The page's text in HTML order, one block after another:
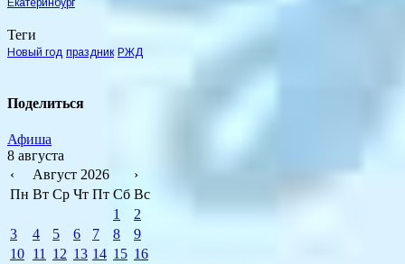
Екатеринбург
Теги
Новый год праздник РЖД
Поделиться
Афиша
8 августа
‹
Август 2026
›
Пн Вт Ср Чт Пт Сб Вс
1
2
3
4 5 6 7 8
9
10 11 12 13 14 15 16